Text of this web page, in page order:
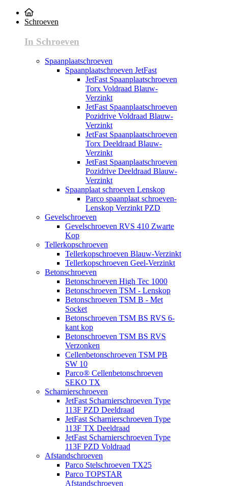
Schroeven
In Schroeven
Spaanplaatschroeven
Spaanplaatschroeven JetFast
JetFast Spaanplaatschroeven
Torx Voldraad Blauw-
Verzinkt
JetFast Spaanplaatschroeven
Pozidrive Voldraad Blauw-
Verzinkt
JetFast Spaanplaatschroeven
Torx Deeldraad Blauw-
Verzinkt
JetFast Spaanplaatschroeven
Pozidrive Deeldraad Blauw-
Verzinkt
Spaanplaat schroeven Lenskop
Parco spaanplaat schroeven-
Lenskop Verzinkt PZD
Gevelschroeven
Gevelschroeven RVS 410 Zwarte
Kop
Tellerkopschroeven
Tellerkopschroeven Blauw-Verzinkt
Tellerkopschroeven Geel-Verzinkt
Betonschroeven
Betonschroeven High Tec 1000
Betonschroeven TSM - Lenskop
Betonschroeven TSM B - Met
Socket
Betonschroeven TSM BS RVS 6-
kant kop
Betonschroeven TSM BS RVS
Verzonken
Cellenbetonschroeven TSM PB
SW 10
Parco® Cellenbetonschroeven
SEKO TX
Scharnierschroeven
JetFast Scharnierschroeven Type
113F PZD Deeldraad
JetFast Scharnierschroeven Type
113F TX Deeldraad
JetFast Scharnierschroeven Type
113F PZD Voldraad
Afstandschroeven
Parco Stelschroeven TX25
Parco TOPSTAR
Afstandschroeven